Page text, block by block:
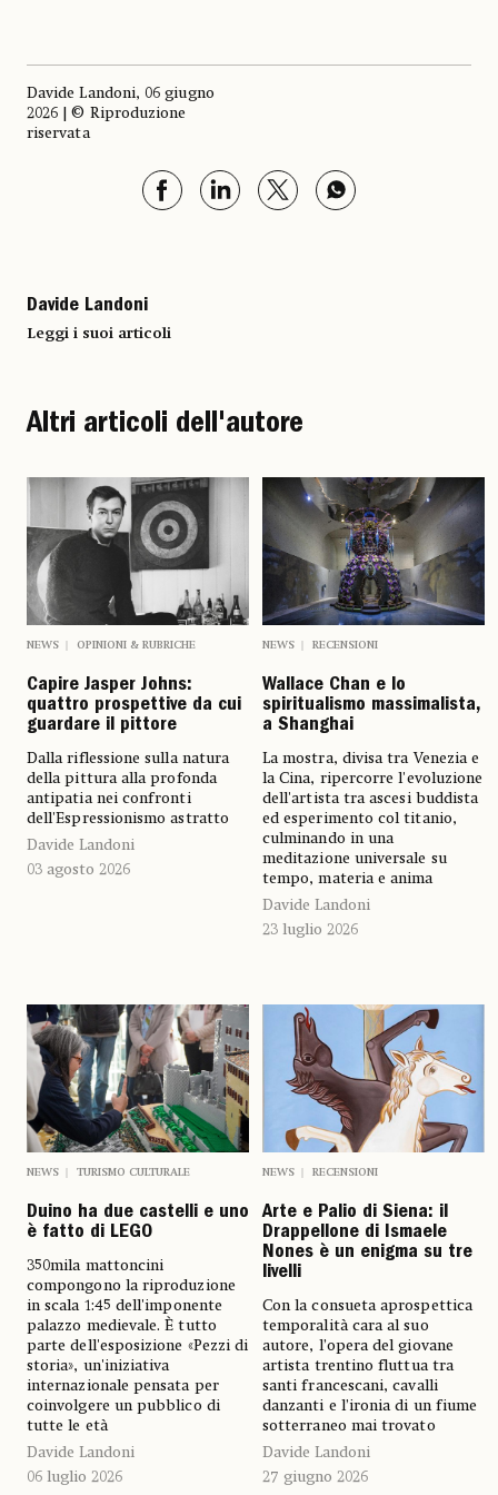
Davide Landoni, 06 giugno
2026 | © Riproduzione
riservata
Davide Landoni
Leggi i suoi articoli
Altri articoli dell'autore
NEWS OPINIONI & RUBRICHE
Capire Jasper Johns:
quattro prospettive da cui
guardare il pittore
Dalla riflessione sulla natura
della pittura alla profonda
antipatia nei confronti
dell'Espressionismo astratto
Davide Landoni
03 agosto 2026
NEWS RECENSIONI
Wallace Chan e lo
spiritualismo massimalista,
a Shanghai
La mostra, divisa tra Venezia e
la Cina, ripercorre l'evoluzione
dell'artista tra ascesi buddista
ed esperimento col titanio,
culminando in una
meditazione universale su
tempo, materia e anima
Davide Landoni
23 luglio 2026
NEWS TURISMO CULTURALE
Duino ha due castelli e uno
è fatto di LEGO
350mila mattoncini
compongono la riproduzione
in scala 1:45 dell'imponente
palazzo medievale. È tutto
parte dell'esposizione «Pezzi di
storia», un'iniziativa
internazionale pensata per
coinvolgere un pubblico di
tutte le età
Davide Landoni
06 luglio 2026
NEWS RECENSIONI
Arte e Palio di Siena: il
Drappellone di Ismaele
Nones è un enigma su tre
livelli
Con la consueta aprospettica
temporalità cara al suo
autore, l’opera del giovane
artista trentino fluttua tra
santi francescani, cavalli
danzanti e l’ironia di un fiume
sotterraneo mai trovato
Davide Landoni
27 giugno 2026